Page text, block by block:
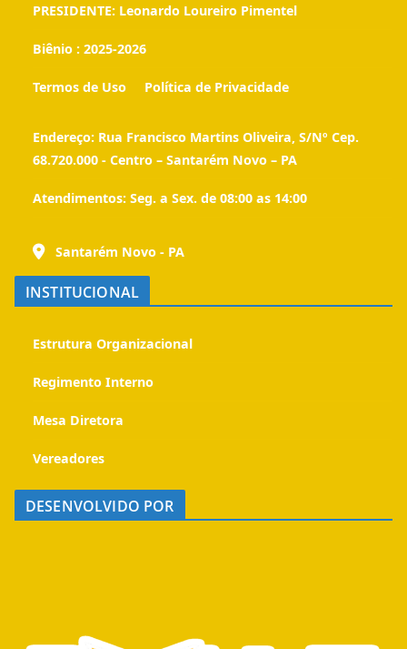
PRESIDENTE: Leonardo Loureiro Pimentel
Biênio : 2025-2026
Termos de Uso Política de Privacidade
Endereço: Rua Francisco Martins Oliveira, S/Nº Cep.
68.720.000 - Centro – Santarém Novo – PA
Atendimentos: Seg. a Sex. de 08:00 as 14:00
Santarém Novo - PA
INSTITUCIONAL
Estrutura Organizacional
Regimento Interno
Mesa Diretora
Vereadores
DESENVOLVIDO POR